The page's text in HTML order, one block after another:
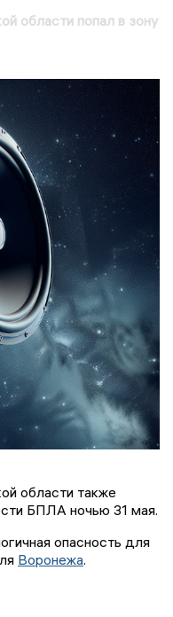
области попал в зону
области также
БПЛА ночью 31 мая.
опасность для
Воронежа.